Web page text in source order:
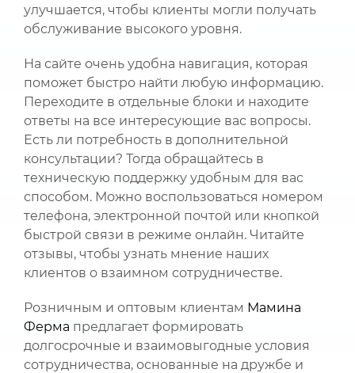
улучшается, чтобы клиенты могли получать
обслуживание высокого уровня.
На сайте очень удобна навигация, которая
поможет быстро найти любую информацию.
Переходите в отдельные блоки и находите
ответы на все интересующие вас вопросы.
Есть ли потребность в дополнительной
консультации? Тогда обращайтесь в
техническую поддержку удобным для вас
способом. Можно воспользоваться номером
телефона, электронной почтой или кнопкой
быстрой связи в режиме онлайн. Читайте
отзывы, чтобы узнать мнение наших
клиентов о взаимном сотрудничестве.
Розничным и оптовым клиентам Мамина
Ферма предлагает формировать
долгосрочные и взаимовыгодные условия
сотрудничества, основанные на дружбе и